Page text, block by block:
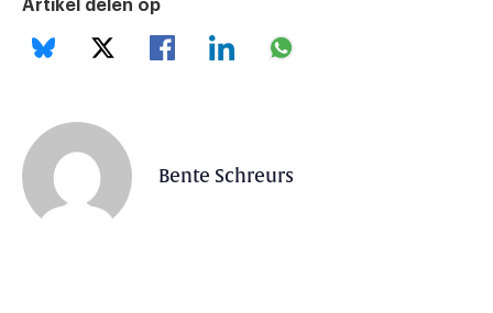
Artikel delen op
Bente Schreurs